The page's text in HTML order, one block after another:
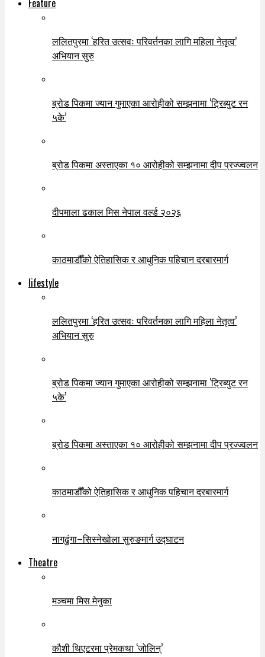
Feature
ललितपुरमा ‘हरित उत्सवः परिवर्तनका लागि महिला नेतृत्व’
अभियान सुरु
ब्रोड पिकमा ज्यान गुमाएका आरोहीको सम्झनामा ‘ट्रिब्युट रन
५के’
ब्रोड पिकमा अस्ताएका १० आरोहीको सम्झनामा दीप प्रज्ज्वलन
दीपमाला ढकाल मिस नेपाल वर्ल्ड २०२६
काठमाडौँको ऐतिहासिक र आधुनिक पहिचान दरबारमार्ग
lifestyle
ललितपुरमा ‘हरित उत्सवः परिवर्तनका लागि महिला नेतृत्व’
अभियान सुरु
ब्रोड पिकमा ज्यान गुमाएका आरोहीको सम्झनामा ‘ट्रिब्युट रन
५के’
ब्रोड पिकमा अस्ताएका १० आरोहीको सम्झनामा दीप प्रज्ज्वलन
काठमाडौँको ऐतिहासिक र आधुनिक पहिचान दरबारमार्ग
नागढुंगा–सिस्नेखोला सुरुङमार्ग उद्घाटन
Theatre
मञ्चमा मिस मेनुका
कौशी थिएटरमा प्रेमकथा ‘जोलिन्’